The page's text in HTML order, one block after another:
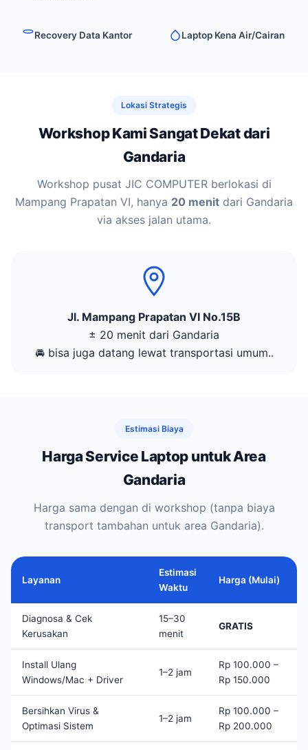
Recovery Data Kantor Laptop Kena Air/Cairan
Lokasi Strategis
Workshop Kami Sangat Dekat dari
Gandaria
Workshop pusat JIC COMPUTER berlokasi di
Mampang Prapatan VI, hanya 20 menit dari Gandaria
via akses jalan utama.
Jl. Mampang Prapatan VI No.15B
± 20 menit dari Gandaria
🚘 bisa juga datang lewat transportasi umum..
Estimasi Biaya
Harga Service Laptop untuk Area
Gandaria
Harga sama dengan di workshop (tanpa biaya
transport tambahan untuk area Gandaria).
Layanan
Estimasi
Waktu
Harga (Mulai)
Diagnosa & Cek
Kerusakan
15–30
menit
GRATIS
Install Ulang
Windows/Mac + Driver
1–2 jam
Rp 100.000 –
Rp 150.000
Bersihkan Virus &
Optimasi Sistem
1–2 jam
Rp 100.000 –
Rp 200.000